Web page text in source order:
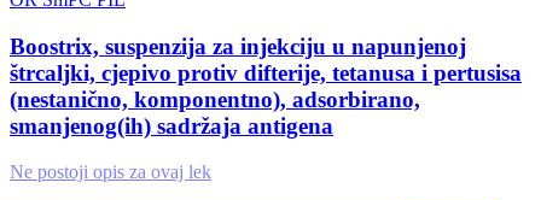
Boostrix, suspenzija za injekciju u napunjenoj
štrcaljki, cjepivo protiv difterije, tetanusa i pertusisa
(nestanično, komponentno), adsorbirano,
smanjenog(ih) sadržaja antigena
Ne postoji opis za ovaj lek